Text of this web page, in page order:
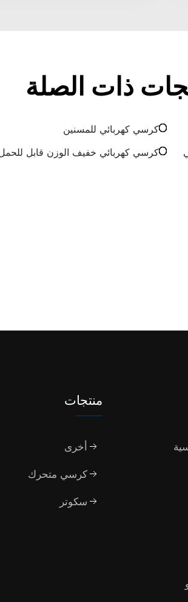
ذات الصلة
كرسي كهربائي للمسنين
كرسي كهربائي خفيف الوزن قابل
منتجات
أخرى
كرسي متحرك
سكوتر